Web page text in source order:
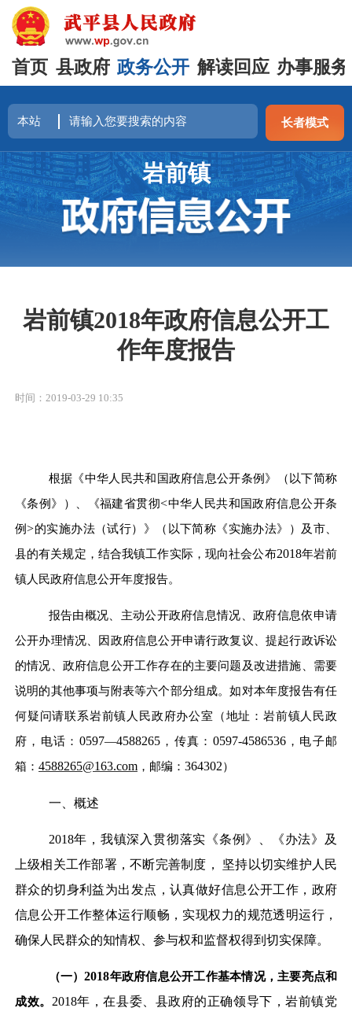
首页 县政府 政务公开 解读回应 办事服务
长者模式
岩前镇
岩前镇2018年政府信息公开工
作年度报告
时间：2019-03-29 10:35
根据《中华人民共和国政府信息公开条例》（以下简称
《条例》）、《福建省贯彻<中华人民共和国政府信息公开条
例>的实施办法（试行）》（以下简称《实施办法》）及市、
县的有关规定，结合我镇工作实际，现向社会公布2018年岩前
镇人民政府信息公开年度报告。
报告由概况、主动公开政府信息情况、政府信息依申请
公开办理情况、因政府信息公开申请行政复议、提起行政诉讼
的情况、政府信息公开工作存在的主要问题及改进措施、需要
说明的其他事项与附表等六个部分组成。如对本年度报告有任
何疑问请联系岩前镇人民政府办公室（地址：岩前镇人民政
府，电话： 0597—4588265，传真： 0597-4586536，电子邮
箱： 4588265@163.com ，邮编： 364302）
一、 概述
2018年，我镇深入贯彻落实《条例》、《办法》及
上级相关工作部署，不断完善制度， 坚持以切实维护人民
群众的切身利益为出发点，认真做好信息公开工作，政府
信息公开工作整体运行顺畅，实现权力的规范透明运行，
确保人民群众的知情权、参与权和监督权得到切实保障。
（一）2018年政府信息公开工作基本情况，主要亮点和
成效。 2018年，在县委、县政府的正确领导下，岩前镇党